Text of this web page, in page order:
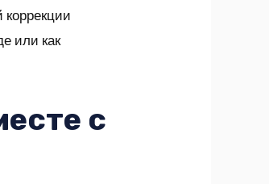
или как
с